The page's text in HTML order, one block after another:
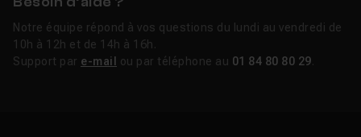
Notre équipe répond à vos questions du lundi au vendredi de
10h à 12h et de 14h à 16h.
Support par e-mail ou par téléphone au 01 84 80 80 29